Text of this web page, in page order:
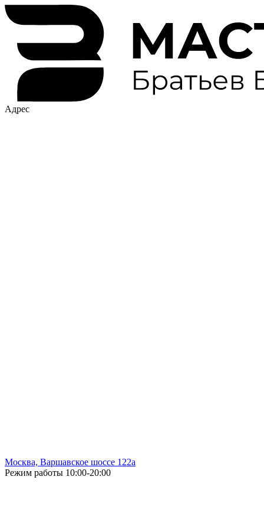
Адрес
Москва, Варшавское шоссе 122а
Режим работы 10:00-20:00